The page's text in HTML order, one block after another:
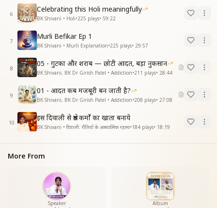
6
Celebrating this Holi meaningfully
BK Shivani • Holi•225 plays• 59:22
7
Murli Befikar Ep 1
BK Shivani • Murli Explanation•225 plays• 29:57
8
05 - गुटका और शराब — छोटी आदत, बड़ा नुकसान
BK Shivani, BK Dr Girish Patel • Addiction•211 plays• 28:44
9
01 - आदत कब मजबूरी बन जाती है?
BK Shivani, BK Dr Girish Patel • Addiction•208 plays• 27:08
10
इस दिवाली से श्रेष्ठ कर्मों का खाता बनाये
BK Shivani • दिवाली: रीतियों के आध्यात्मिक रहस्य•184 plays• 18:19
More From
Speaker Album